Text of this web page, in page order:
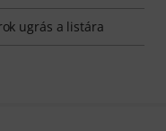
ugrás a listára